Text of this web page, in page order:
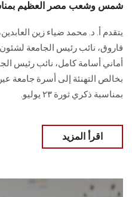
شمس وشعب مصر العظيم بمناسبة
يتقدم أ. د. محمد ضياء زين
فاروق، نائب رئيس الجامعة لشئون
أماني أسامة كامل، نائب رئيس
بخالص التهنئة إلى أسرة
بمناسبة ذكري ثورة ٢٣ يوليو.
اقرأ المزيد